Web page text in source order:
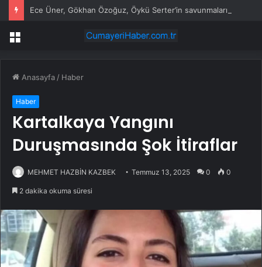
Menü
Anasayfa / Haber
Haber
Kartalkaya Yangını
Duruşmasında Şok İtiraflar
MEHMET HAZBİN KAZBEK Temmuz 13, 2025 0 0
2 dakika okuma süresi